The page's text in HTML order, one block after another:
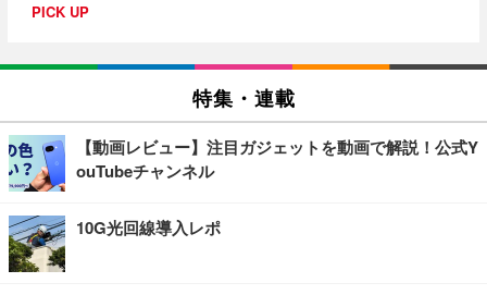
PICK UP
特集・連載
【動画レビュー】注目ガジェットを動画で解説！公式Y
ouTubeチャンネル
10G光回線導入レポ